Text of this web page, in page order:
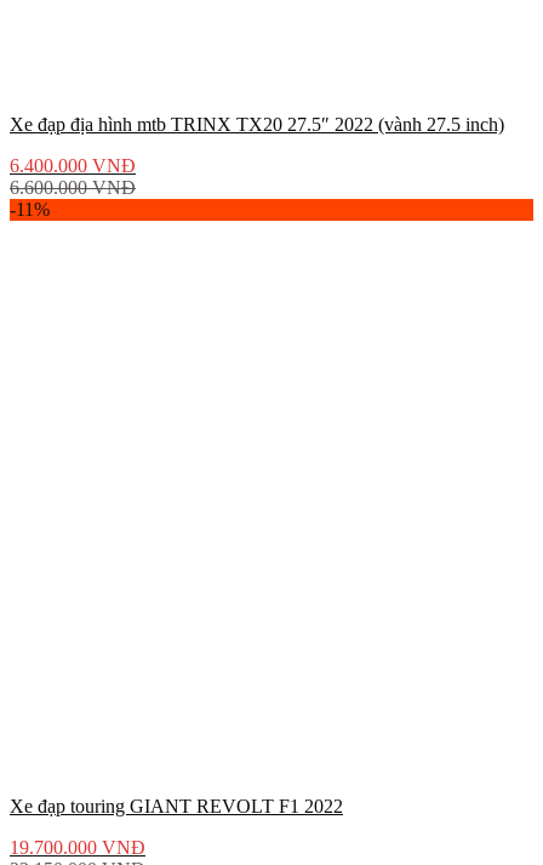
Xe đạp địa hình mtb TRINX TX20 27.5″ 2022 (vành 27.5 inch)
6.400.000 VNĐ
6.600.000VNĐ
-11%
Xe đạp touring GIANT REVOLT F1 2022
19.700.000 VNĐ